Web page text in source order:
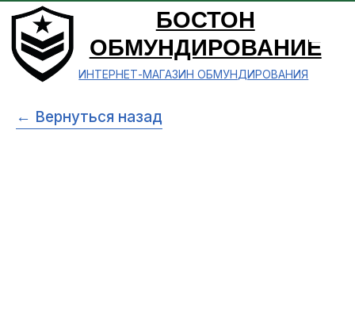
БОСТОН
ОБМУНДИРОВАНИЕ
ИНТЕРНЕТ-МАГАЗИН ОБМУНДИРОВАНИЯ
← Вернуться назад